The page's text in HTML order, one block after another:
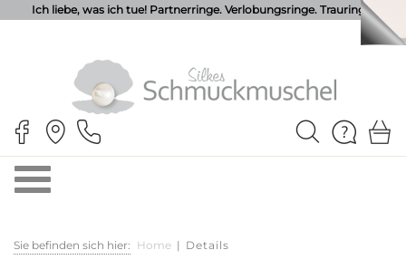
Ich liebe, was ich tue! Partnerringe. Verlobungsringe. Trauringe.
Sie befinden sich hier: Home | Details